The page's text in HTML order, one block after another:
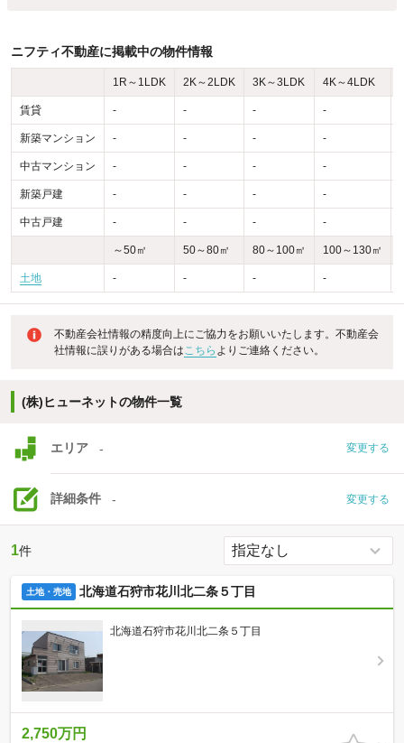
ニフティ不動産に掲載中の物件情報
1R～1LDK 2K～2LDK 3K～3LDK 4K～4LDK
賃貸 - - - -
新築マンション - - - -
中古マンション - - - -
新築戸建 - - - -
中古戸建 - - - -
～50㎡ 50～80㎡ 80～100㎡ 100～130㎡
土地 - - - -
不動産会社情報の精度向上にご協力をお願いいたします。不動産会
社情報に誤りがある場合はこちら よりご連絡ください。
(株)ヒューネットの物件一覧
エリア - 変更する
詳細条件 - 変更する
1件
土地・売地 北海道石狩市花川北二条５丁目
北海道石狩市花川北二条５丁目
2,750万円